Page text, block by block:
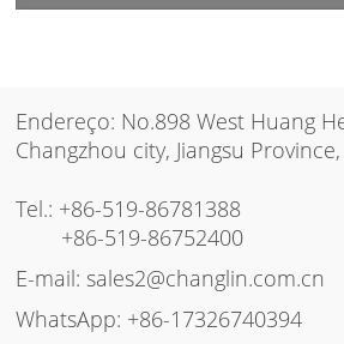
Endereço: No.898 West Huang
Changzhou city, Jiangsu
Tel.: +86-519-86781388
+86-519-86752400
E-mail:sales2@changlin.com.cn
WhatsApp: +86-17326740394